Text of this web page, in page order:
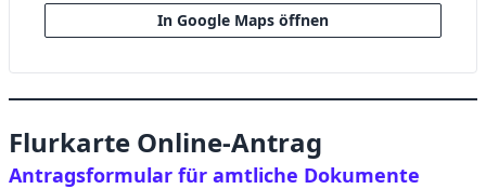
In Google Maps öffnen
Flurkarte Online-Antrag
Antragsformular für amtliche Dokumente